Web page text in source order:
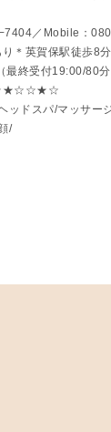
／Mobile：
＊英賀保駅徒歩8
終受付19:00/80分
ッドスパ/マッサー
/